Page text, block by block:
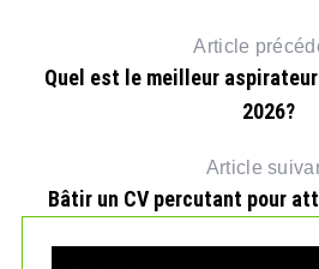
Article
Quel est le meilleur
2026?
Article
Bâtir un CV percutant pour